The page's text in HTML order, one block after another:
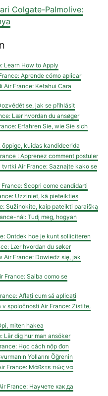
Colgate-Palmolive:
Learn How to Apply
Aprende cómo aplicar
Air France: Ketahui Cara
se, jak se přihlásit
Lær hvordan du ansøger
Erfahren Sie, wie Sie sich
õppige, kuidas kandideerida
: Apprenez comment postuler
Air France: Saznajte kako se
Scopri come candidarti
Uzziniet, kā pieteikties
Sužinokite, kaip pateikti paraišką
nál: Tudj meg, hogyan
Ontdek hoe je kunt solliciteren
Lær hvordan du søker
France: Dowiedz się, jak
France: Saiba como se
Aflați cum să aplicați
spoločnosti Air France: Zistite,
miten hakea
Lär dig hur man ansöker
Học cách nộp đơn
Yollarını Öğrenin
France: Μάθετε πώς να
France: Научете как да